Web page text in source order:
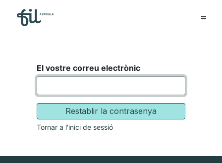
El vostre correu electrònic
Restablir la contrasenya
Tornar a l'inici de sessió